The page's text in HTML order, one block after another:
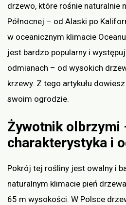
drzewo, które rośnie naturalnie
Północnej – od Alaski po
w oceanicznym klimacie
jest bardzo popularny i
odmianach – od wysokich
krzewy. Z tego artykułu
swoim ogrodzie.
Żywotnik olbrzymi
charakterystyka i
Pokrój tej rośliny jest owalny i
naturalnym klimacie pień
65 m wysokości. W Polsce